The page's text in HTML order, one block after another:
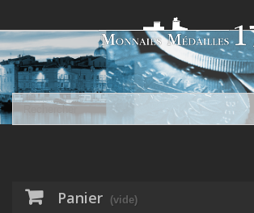
Panier (vide)